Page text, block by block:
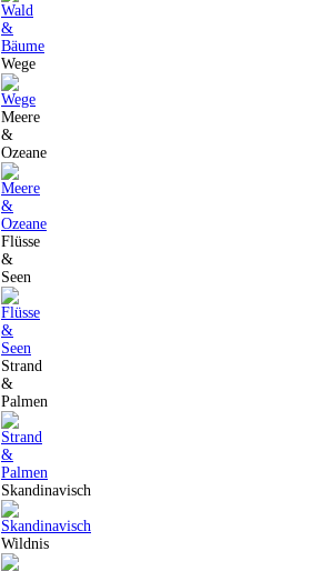
Wege
Meere
&
Ozeane
Flüsse
&
Seen
Strand
&
Palmen
Skandinavisch
Wildnis